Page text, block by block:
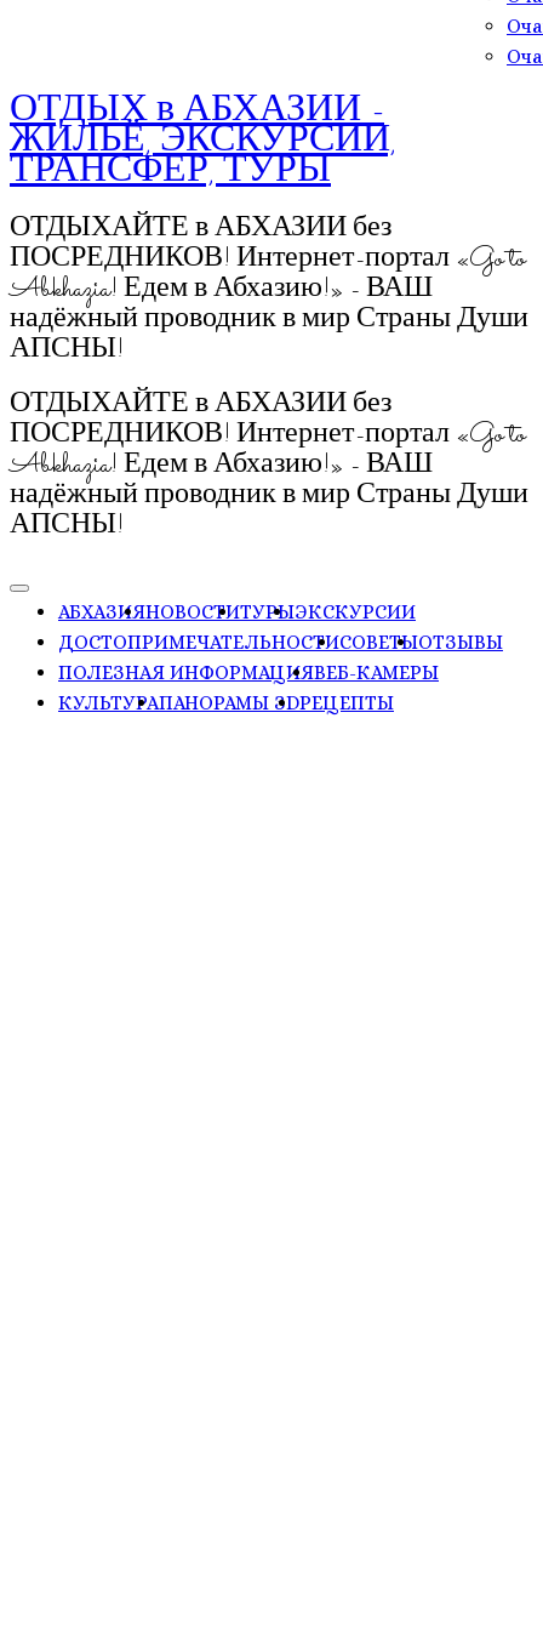
ОТДЫХ в АБХАЗИИ -
ЖИЛЬЁ, ЭКСКУРСИИ,
ТРАНСФЕР, ТУРЫ
ОТДЫХАЙТЕ в АБХАЗИИ без
ПОСРЕДНИКОВ! Интернет-портал «Go to
Abkhazia! Едем в Абхазию!» - ВАШ
надёжный проводник в мир Страны Души
АПСНЫ!
ОТДЫХАЙТЕ в АБХАЗИИ без
ПОСРЕДНИКОВ! Интернет-портал «Go to
Abkhazia! Едем в Абхазию!» - ВАШ
надёжный проводник в мир Страны Души
АПСНЫ!
АБХАЗИЯНОВОСТИТУРЫЭКСКУРСИИ
ДОСТОПРИМЕЧАТЕЛЬНОСТИСОВЕТЫОТЗЫВЫ
ПОЛЕЗНАЯ ИНФОРМАЦИЯВЕБ-КАМЕРЫ
КУЛЬТУРАПАНОРАМЫ ЗDРЕЦЕПТЫ